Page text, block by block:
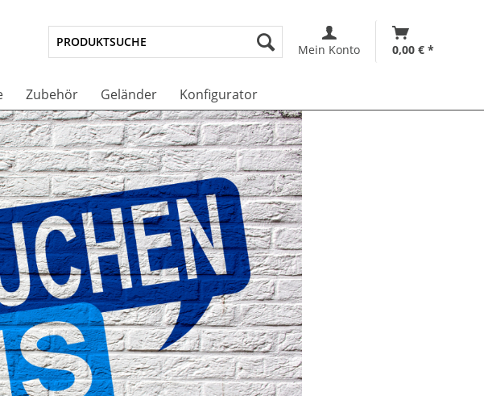
Mein Konto 0,00 € *
Zubehör Geländer Konfigurator